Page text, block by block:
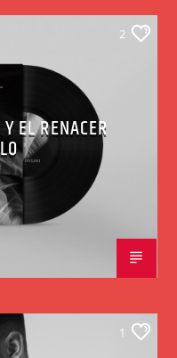
2
EL RENACER
1